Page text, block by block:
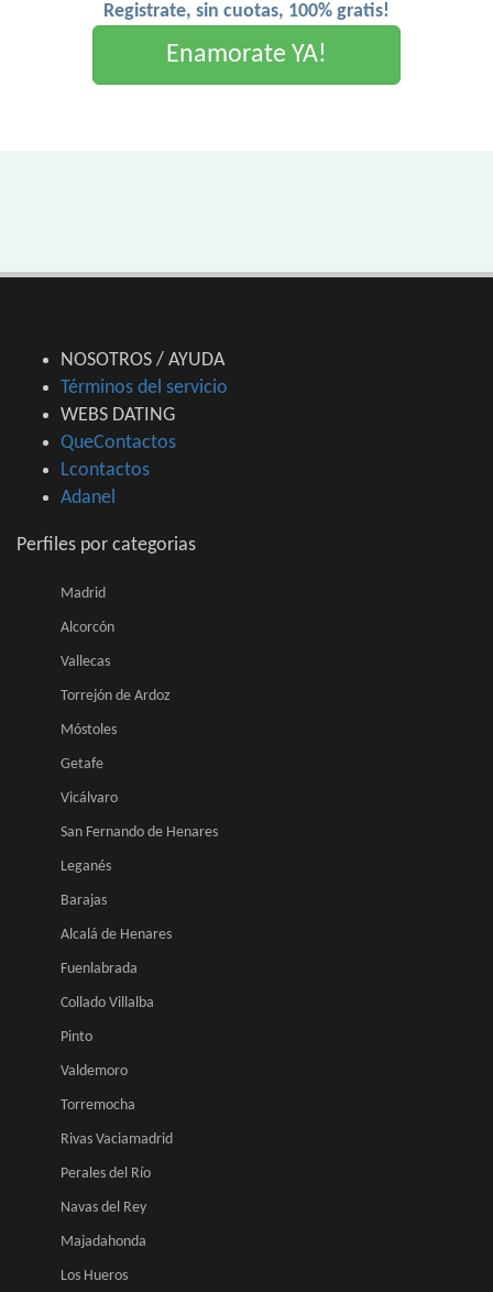
Registrate, sin cuotas, 100% gratis!
Enamorate YA!
NOSOTROS / AYUDA
Términos del servicio
WEBS DATING
QueContactos
Lcontactos
Adanel
Perfiles por categorias
Madrid
Alcorcón
Vallecas
Torrejón de Ardoz
Móstoles
Getafe
Vicálvaro
San Fernando de Henares
Leganés
Barajas
Alcalá de Henares
Fuenlabrada
Collado Villalba
Pinto
Valdemoro
Torremocha
Rivas Vaciamadrid
Perales del Río
Navas del Rey
Majadahonda
Los Hueros